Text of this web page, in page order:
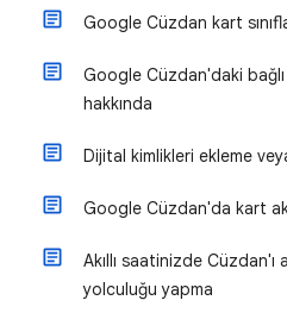
Google Cüzdan kart
Google Cüzdan'daki
hakkında
Dijital kimlikleri ekleme
Google Cüzdan'da kart
Akıllı saatinizde
yolculuğu yapma